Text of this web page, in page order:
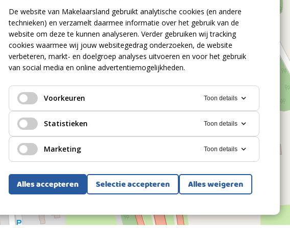
De website van Makelaarsland gebruikt analytische cookies (en andere
technieken) en verzamelt daarmee informatie over het gebruik van de
website om deze te kunnen analyseren. Verder gebruiken wij tracking
cookies waarmee wij jouw websitegedrag onderzoeken, de website
verbeteren, markt- en doelgroep analyses uitvoeren en voor het gebruik
van social media en online advertentiemogelijkheden.
Voorkeuren Toon details
Statistieken Toon details
Marketing Toon details
Alles accepteren Selectie accepteren Alles weigeren